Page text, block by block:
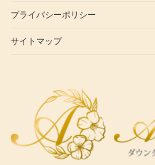
プライバシーポリシー
サイトマップ